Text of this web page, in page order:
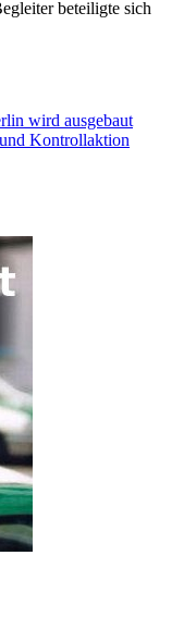
beteiligte sich
wird ausgebaut
Kontrollaktion